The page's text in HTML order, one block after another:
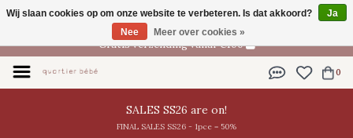
NL
Gratis verzending vanaf €100
0
SALES SS26 are on!
FINAL SALES SS26 - 1pce = 50%
Wij slaan cookies op om onze website te verbeteren. Is dat akkoord?
Ja
Nee
Meer over cookies »